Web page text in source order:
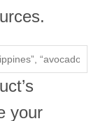
your